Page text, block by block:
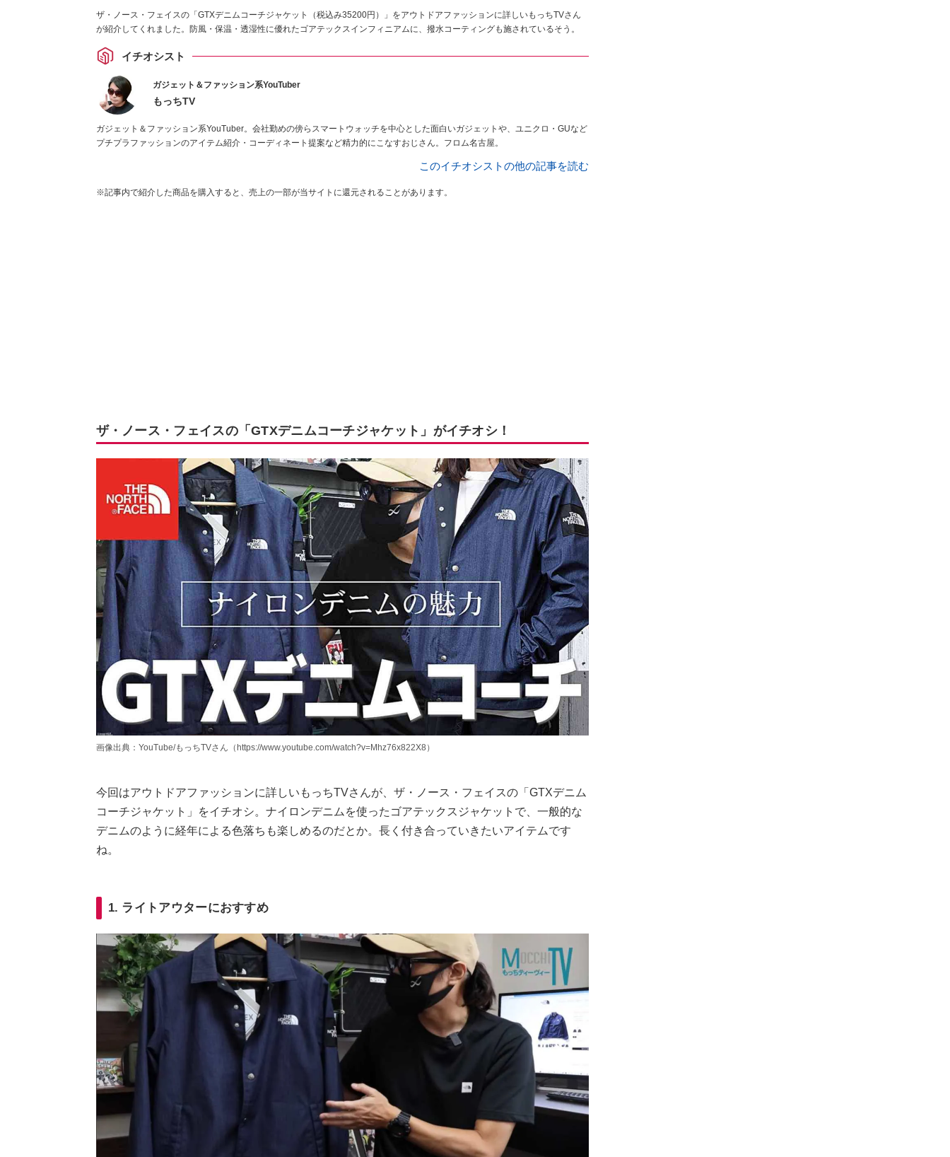
ザ・ノース・フェイスの「GTXデニムコーチジャケット（税込み35200円）」をアウトドアファッションに詳しいもっちTVさん
が紹介してくれました。防風・保温・透湿性に優れたゴアテックスインフィニアムに、撥水コーティングも施されているそう。
イチオシスト
ガジェット＆ファッション系YouTuber
もっちTV
ガジェット＆ファッション系YouTuber。会社勤めの傍らスマートウォッチを中心とした面白いガジェットや、ユニクロ・GUなど
プチプラファッションのアイテム紹介・コーディネート提案など精力的にこなすおじさん。フロム名古屋。
このイチオシストの他の記事を読む
※記事内で紹介した商品を購入すると、売上の一部が当サイトに還元されることがあります。
ザ・ノース・フェイスの「GTXデニムコーチジャケット」がイチオシ！
画像出典：YouTube/もっちTVさん（https://www.youtube.com/watch?v=Mhz76x822X8）
今回はアウトドアファッションに詳しいもっちTVさんが、ザ・ノース・フェイスの「GTXデニム
コーチジャケット」をイチオシ。ナイロンデニムを使ったゴアテックスジャケットで、一般的な
デニムのように経年による色落ちも楽しめるのだとか。長く付き合っていきたいアイテムです
ね。
1. ライトアウターにおすすめ